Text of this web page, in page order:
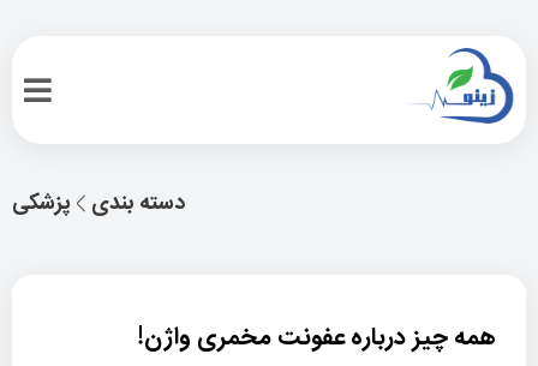
پزشکی دسته بندی
همه چیز درباره عفونت مخمری واژن!